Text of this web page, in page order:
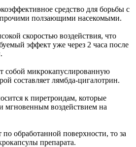
средство для борьбы с
ползающими насекомыми.
скоростью воздействия, что
эффект уже через 2 часа после
собой микрокапуслированную
составляет лямбда-цигалотрин.
к пиретроидам, которые
мгновенным воздействием на
обработанной поверхности, то за
препарата.